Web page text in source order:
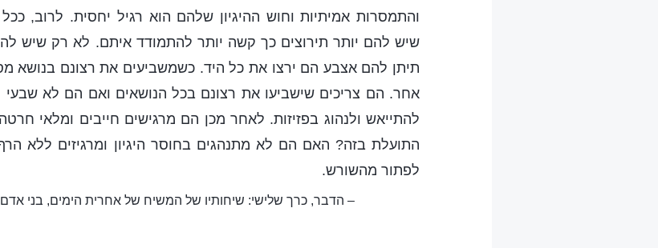
והתמסרות אמיתיות וחוש ההיגיון שלהם הוא רגיל יחסית. לרוב,
שיש להם יותר תירוצים כך קשה יותר להתמודד איתם. לא רק שיש
תיתן להם אצבע הם ירצו את כל היד. כשמשביעים את רצונם בנושא
אחר. הם צריכים שישביעו את רצונם בכל הנושאים ואם הם לא שבעי
להתייאש ולנהוג בפזיזות. לאחר מכן הם מרגישים חייבים ומלאי
התועלת בזה? האם הם לא מתנהגים בחוסר היגיון ומרגיזים ללא
לפתור מהשורש.
– הדבר, כרך שלישי: שיחותיו של המשיח של אחרית הימים, בני